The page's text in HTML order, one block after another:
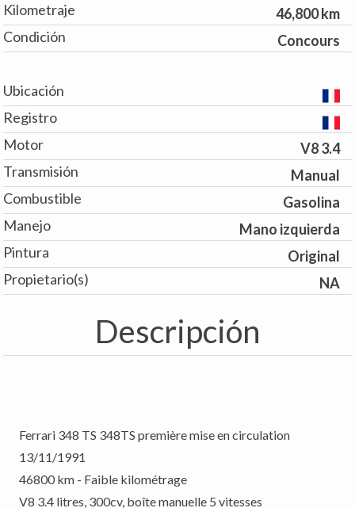
Kilometraje
46,800 km
Condición
Concours
Ubicación
Registro
Motor
V8 3.4
Transmisión
Manual
Combustible
Gasolina
Manejo
Mano izquierda
Pintura
Original
Propietario(s)
NA
Descripción
Ferrari 348 TS 348TS première mise en circulation
13/11/1991
46800 km - Faible kilométrage
V8 3.4 litres, 300cv, boîte manuelle 5 vitesses